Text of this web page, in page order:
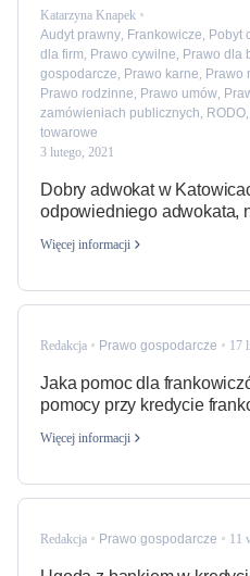
Katarzyna Knapek
Audyt prawny Frankowicze Pobyt
dla firm Prawo cywilne Prawo dla
gospodarcze Prawo karne Prawo
Prawo rodzinne Prawo umów
zamówieniach publicznych RODO
towarowe
3 lutego, 2021
Dobry adwokat w
odpowiedniego adwokata,
Więcej informacji
Redakcja Prawo gospodarcze 17
Jaka pomoc dla
pomocy przy kredycie
Więcej informacji
Redakcja Prawo gospodarcze 11